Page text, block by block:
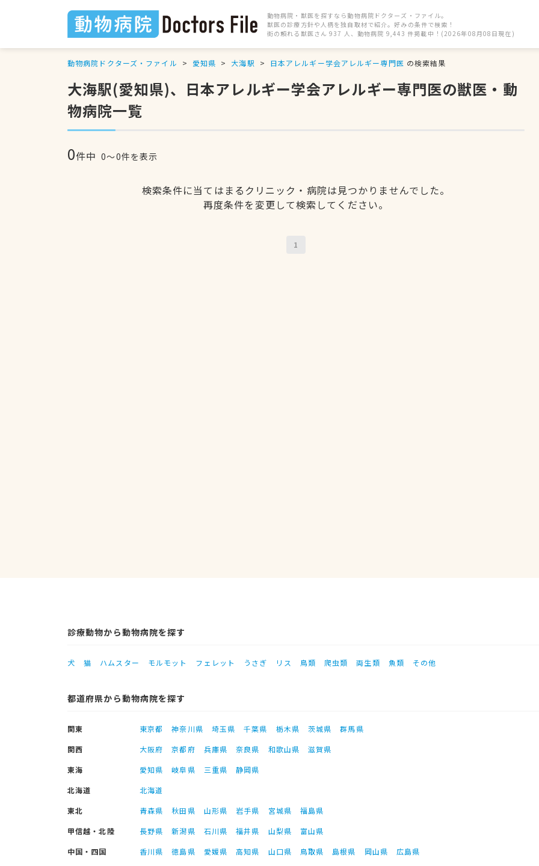
動物病院・獣医を探すなら動物病院ドクターズ・ファイル。
獣医の診療方針や人柄を独自取材で紹介。好みの条件で検索！
街の頼れる獣医さん 937 人、動物病院 9,443 件掲載中！(2026年08月08日現在)
動物病院ドクターズ・ファイル 愛知県 大海駅 日本アレルギー学会アレルギー専門医 の検索結果
大海駅(愛知県)、日本アレルギー学会アレルギー専門医の獣医・動
物病院一覧
0件中 0〜0件を表示
検索条件に当てはまるクリニック・病院は見つかりませんでした。
再度条件を変更して検索してください。
1
診療動物から動物病院を探す
犬 猫 ハムスター モルモット フェレット うさぎ リス 鳥類 爬虫類 両生類 魚類 その他
都道府県から動物病院を探す
関東 東京都 神奈川県 埼玉県 千葉県 栃木県 茨城県
群馬県
関西
大阪府 京都府 兵庫県 奈良県 和歌山県
滋賀県
東海
愛知県 岐阜県 三重県
静岡県
北海道
北海道
東北
青森県 秋田県 山形県 岩手県 宮城県
福島県
甲信越・北陸
長野県 新潟県 石川県 福井県 山梨県
富山県
中国・四国
香川県 徳島県 愛媛県 高知県 山口県 鳥取県 島根県 岡山県
広島県